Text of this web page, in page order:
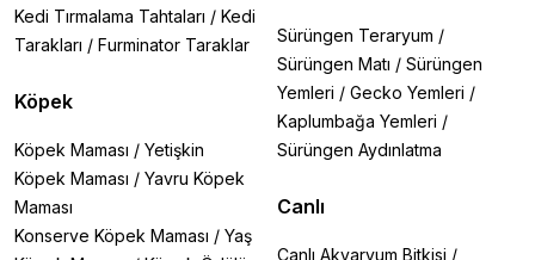
Kedi Tırmalama Tahtaları / Kedi
Tarakları / Furminator Taraklar
Köpek
Köpek Maması / Yetişkin
Köpek Maması / Yavru Köpek
Maması
Konserve Köpek Maması / Yaş
Sürüngen Teraryum /
Sürüngen Matı / Sürüngen
Yemleri / Gecko Yemleri /
Kaplumbağa Yemleri /
Sürüngen Aydınlatma
Canlı
Canlı Akvaryum Bitkisi /